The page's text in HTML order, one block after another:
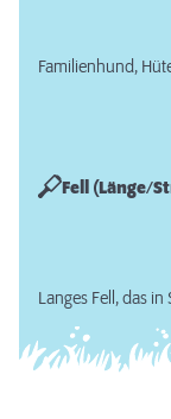
Familienhund,
Fell (Länge/
Langes Fell, das